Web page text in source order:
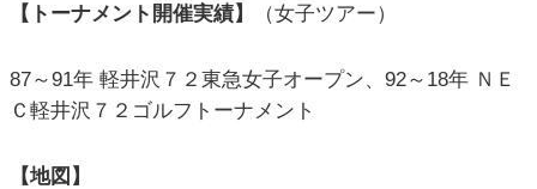
【トーナメント開催実績】 （女子ツアー）
87～91年 軽井沢７２東急女子オープン、92～18年 ＮＥ
Ｃ軽井沢７２ゴルフトーナメント
【地図】